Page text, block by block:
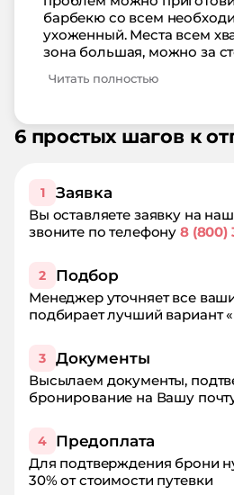
барбекю со всем
ухоженный. Места всем
зона большая, можно за
все понравилось,
Читать полностью
6 простых шагов к
1 Заявка
Вы оставляете заявку на
звоните по телефону8 (800)
2 Подбор
Менеджер уточняет все
подбирает лучший вариант
3 Документы
Высылаем документы,
бронирование на Вашу
4 Предоплата
Для подтверждения брони
30% от стоимости путевки